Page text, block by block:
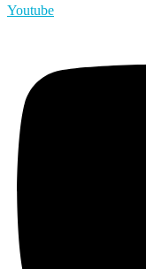
Youtube